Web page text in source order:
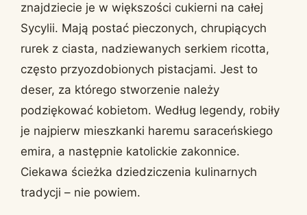
znajdziecie je w większości cukierni na całej
Sycylii. Mają postać pieczonych, chrupiących
rurek z ciasta, nadziewanych serkiem ricotta,
często przyozdobionych pistacjami. Jest to
deser, za którego stworzenie należy
podziękować kobietom. Według legendy, robiły
je najpierw mieszkanki haremu saraceńskiego
emira, a następnie katolickie zakonnice.
Ciekawa ścieżka dziedziczenia kulinarnych
tradycji – nie powiem.